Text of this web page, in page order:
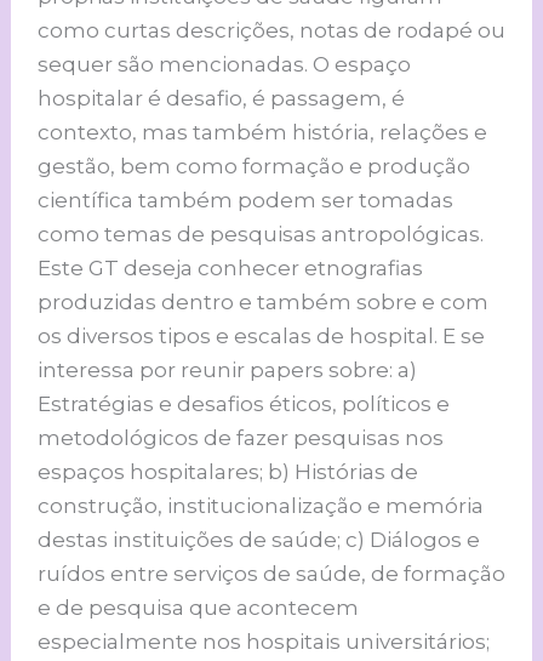
como curtas descrições, notas de rodapé ou
sequer são mencionadas. O espaço
hospitalar é desafio, é passagem, é
contexto, mas também história, relações e
gestão, bem como formação e produção
científica também podem ser tomadas
como temas de pesquisas antropológicas.
Este GT deseja conhecer etnografias
produzidas dentro e também sobre e com
os diversos tipos e escalas de hospital. E se
interessa por reunir papers sobre: a)
Estratégias e desafios éticos, políticos e
metodológicos de fazer pesquisas nos
espaços hospitalares; b) Histórias de
construção, institucionalização e memória
destas instituições de saúde; c) Diálogos e
ruídos entre serviços de saúde, de formação
e de pesquisa que acontecem
especialmente nos hospitais universitários;